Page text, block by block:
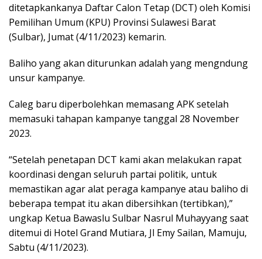
ditetapkankanya Daftar Calon Tetap (DCT) oleh Komisi
Pemilihan Umum (KPU) Provinsi Sulawesi Barat
(Sulbar), Jumat (4/11/2023) kemarin.
Baliho yang akan diturunkan adalah yang mengndung
unsur kampanye.
Caleg baru diperbolehkan memasang APK setelah
memasuki tahapan kampanye tanggal 28 November
2023.
“Setelah penetapan DCT kami akan melakukan rapat
koordinasi dengan seluruh partai politik, untuk
memastikan agar alat peraga kampanye atau baliho di
beberapa tempat itu akan dibersihkan (tertibkan),”
ungkap Ketua Bawaslu Sulbar Nasrul Muhayyang saat
ditemui di Hotel Grand Mutiara, Jl Emy Sailan, Mamuju,
Sabtu (4/11/2023).